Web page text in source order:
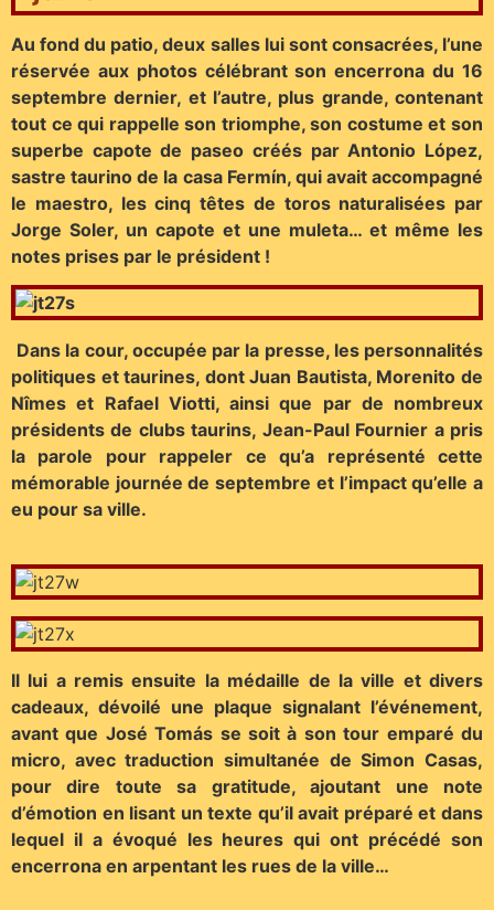
Au fond du patio, deux salles lui sont consacrées, l’une
réservée aux photos célébrant son encerrona du 16
septembre dernier, et l’autre, plus grande, contenant
tout ce qui rappelle son triomphe, son costume et son
superbe capote de paseo créés par Antonio López,
sastre taurino de la casa Fermín, qui avait accompagné
le maestro, les cinq têtes de toros naturalisées par
Jorge Soler, un capote et une muleta… et même les
notes prises par le président !
Dans la cour, occupée par la presse, les personnalités
politiques et taurines, dont Juan Bautista, Morenito de
Nîmes et Rafael Viotti, ainsi que par de nombreux
présidents de clubs taurins, Jean-Paul Fournier a pris
la parole pour rappeler ce qu’a représenté cette
mémorable journée de septembre et l’impact qu’elle a
eu pour sa ville.
Il lui a remis ensuite la médaille de la ville et divers
cadeaux, dévoilé une plaque signalant l’événement,
avant que José Tomás se soit à son tour emparé du
micro, avec traduction simultanée de Simon Casas,
pour dire toute sa gratitude, ajoutant une note
d’émotion en lisant un texte qu’il avait préparé et dans
lequel il a évoqué les heures qui ont précédé son
encerrona en arpentant les rues de la ville…